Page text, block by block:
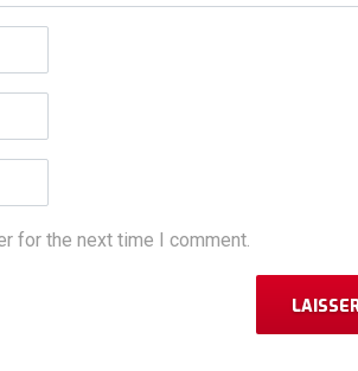
for the next time I comment.